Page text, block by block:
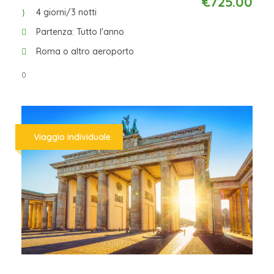
visita di Fès, la più antica tra le città
imperiali. Visita del
Mellah, il quartiere ebraico, della medina,
della medersa (scuola coranica) Al
dell’università El Karaouine. Pranzo in
ristorante tipico nella medina. Visite esterne
della moschea
El Andalous e della tomba di Moulay Idriss.
La visita finisce con una sosta fotografica
per poter
ammirare tutta la città da un punto
panoramico. Rientro in hotel. Cena e
pernottamento.
4 giorni/3 notti
Partenza: Tutto l'anno
Roma o altro aeroporto
0
Viaggio individuale